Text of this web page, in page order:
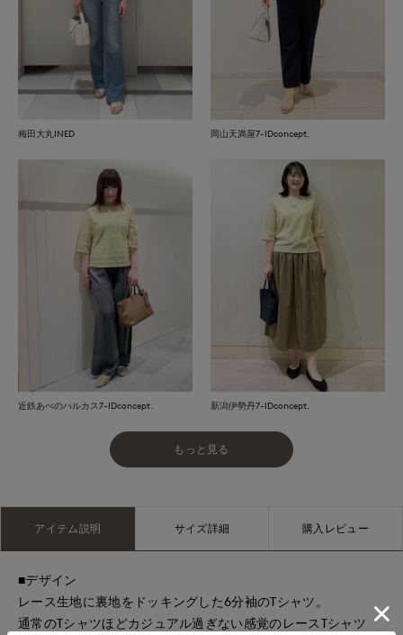
梅田大丸INED 岡山天満屋7-IDconcept.
近鉄あべのハルカス7-IDconcept. 新潟伊勢丹7-IDconcept.
もっと見る
アイテム説明 サイズ詳細 購入レビュー
■デザイン
レース生地に裏地をドッキングした6分袖のTシャツ。
通常のTシャツほどカジュアル過ぎない感覚のレースTシャツ